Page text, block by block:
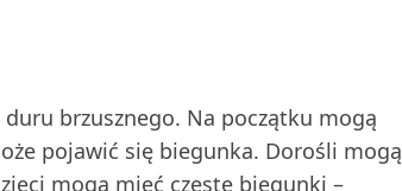
brzusznego. Na początku mogą
pojawić się biegunka. Dorośli mogą
mogą mieć częste biegunki –